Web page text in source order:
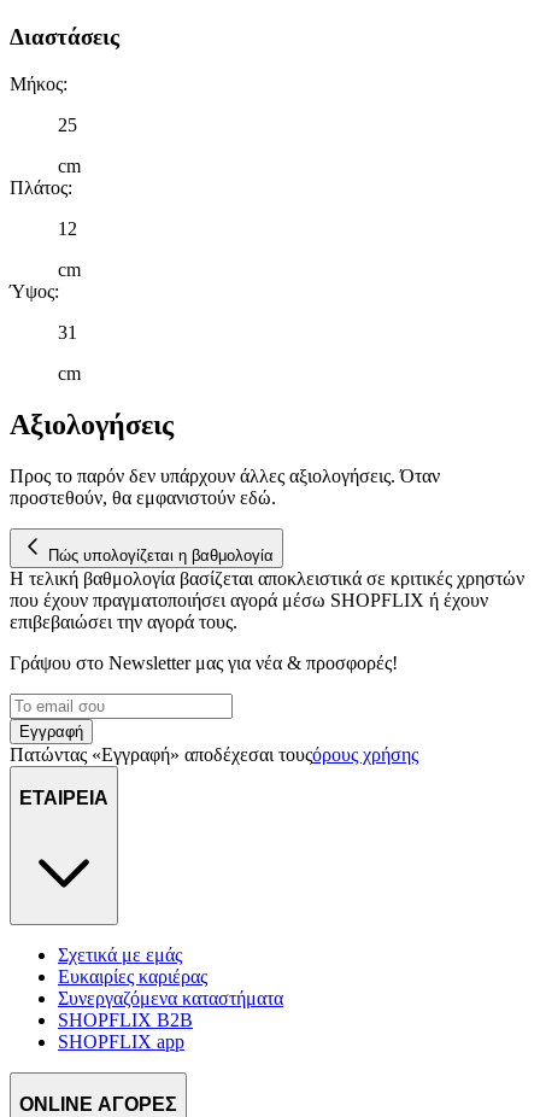
Διαστάσεις
Μήκος:
25
cm
Πλάτος:
12
cm
Ύψος:
31
cm
Αξιολογήσεις
Προς το παρόν δεν υπάρχουν άλλες αξιολογήσεις. Όταν
προστεθούν, θα εμφανιστούν εδώ.
Πώς υπολογίζεται η βαθμολογία
Η τελική βαθμολογία βασίζεται αποκλειστικά σε κριτικές χρηστών
που έχουν πραγματοποιήσει αγορά μέσω SHOPFLIX ή έχουν
επιβεβαιώσει την αγορά τους.
Γράψου στο Νewsletter μας για νέα & προσφορές!
Εγγραφή
Πατώντας «Εγγραφή» αποδέχεσαι τουςόρους χρήσης
ΕΤΑΙΡΕΙΑ
Σχετικά με εμάς
Ευκαιρίες καριέρας
Συνεργαζόμενα καταστήματα
SHOPFLIX B2B
SHOPFLIX app
ONLINE ΑΓΟΡΕΣ